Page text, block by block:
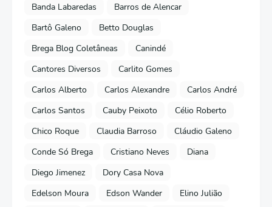
Banda Labaredas
Barros de Alencar
Bartô Galeno
Betto Douglas
Brega Blog Coletâneas
Canindé
Cantores Diversos
Carlito Gomes
Carlos Alberto
Carlos Alexandre
Carlos André
Carlos Santos
Cauby Peixoto
Célio Roberto
Chico Roque
Claudia Barroso
Cláudio Galeno
Conde Só Brega
Cristiano Neves
Diana
Diego Jimenez
Dory Casa Nova
Edelson Moura
Edson Wander
Elino Julião